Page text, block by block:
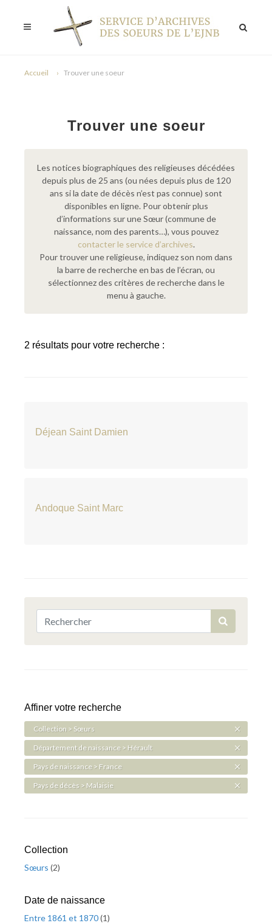
Accueil Trouver une soeur
Trouver une soeur
Les notices biographiques des religieuses décédées
depuis plus de 25 ans (ou nées depuis plus de 120
ans si la date de décès n’est pas connue) sont
disponibles en ligne. Pour obtenir plus
d’informations sur une Sœur (commune de
naissance, nom des parents…), vous pouvez
contacter le service d’archives.
Pour trouver une religieuse, indiquez son nom dans
la barre de recherche en bas de l’écran, ou
sélectionnez des critères de recherche dans le
menu à gauche.
2 résultats pour votre recherche :
Déjean Saint Damien
Andoque Saint Marc
Affiner votre recherche
Collection > Sœurs
Département de naissance > Hérault
Pays de naissance > France
Pays de décès > Malaisie
Collection
Sœurs (2)
Date de naissance
Entre 1861 et 1870(1)